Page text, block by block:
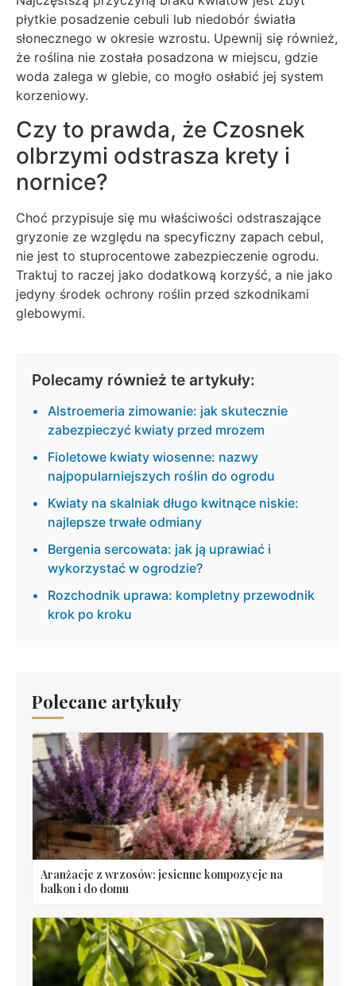
płytkie posadzenie cebuli lub niedobór światła
słonecznego w okresie wzrostu. Upewnij się również,
że roślina nie została posadzona w miejscu, gdzie
woda zalega w glebie, co mogło osłabić jej system
korzeniowy.
Czy to prawda, że Czosnek
olbrzymi odstrasza krety i
nornice?
Choć przypisuje się mu właściwości odstraszające
gryzonie ze względu na specyficzny zapach cebul,
nie jest to stuprocentowe zabezpieczenie ogrodu.
Traktuj to raczej jako dodatkową korzyść, a nie jako
jedyny środek ochrony roślin przed szkodnikami
glebowymi.
Polecamy również te artykuły:
Alstroemeria zimowanie: jak skutecznie
zabezpieczyć kwiaty przed mrozem
Fioletowe kwiaty wiosenne: nazwy
najpopularniejszych roślin do ogrodu
Kwiaty na skalniak długo kwitnące niskie:
najlepsze trwałe odmiany
Bergenia sercowata: jak ją uprawiać i
wykorzystać w ogrodzie?
Rozchodnik uprawa: kompletny przewodnik
krok po kroku
Polecane artykuły
Aranżacje z wrzosów: jesienne kompozycje na
balkon i do domu